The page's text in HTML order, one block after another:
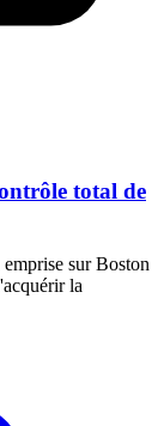
total de
sur Boston
la